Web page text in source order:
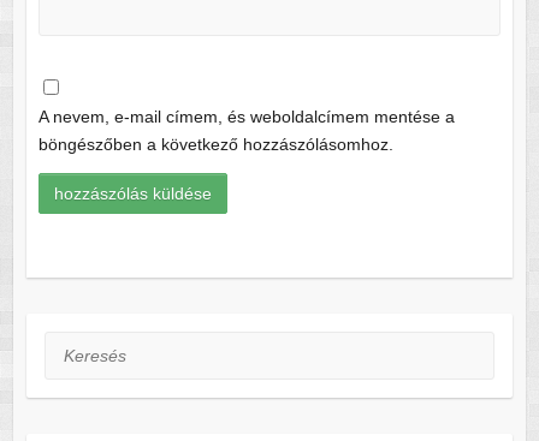
A nevem, e-mail címem, és weboldalcímem mentése a
böngészőben a következő hozzászólásomhoz.
Keresés